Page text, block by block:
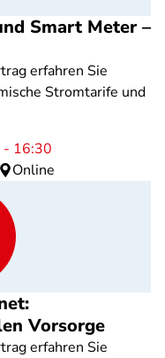
Smart Meter –
erfahren Sie
Stromtarife und
- 16:30
Online
Vorsorge
erfahren Sie